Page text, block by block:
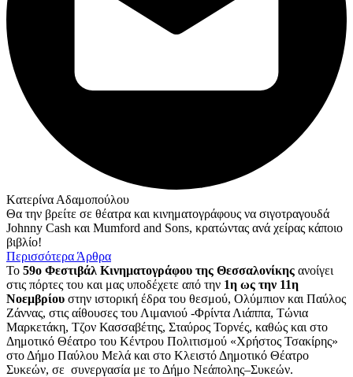
Kατερίνα Αδαμοπούλου
Θα την βρείτε σε θέατρα και κινηματογράφους να σιγοτραγουδά
Johnny Cash και Mumford and Sons, κρατώντας ανά χείρας κάποιο
βιβλίο!
Περισσότερα Άρθρα
Το 59ο Φεστιβάλ Κινηματογράφου της Θεσσαλονίκης ανοίγει
στις πόρτες του και μας υποδέχετε από την 1η ως την 11η
Νοεμβρίου στην ιστορική έδρα του θεσμού, Ολύμπιον και Παύλος
Ζάννας, στις αίθουσες του Λιμανιού -Φρίντα Λιάππα, Τώνια
Μαρκετάκη, Τζον Κασσαβέτης, Σταύρος Τορνές, καθώς και στο
Δημοτικό Θέατρο του Κέντρου Πολιτισμού «Χρήστος Τσακίρης»
στο Δήμο Παύλου Μελά και στο Κλειστό Δημοτικό Θέατρο
Συκεών, σε συνεργασία με το Δήμο Νεάπολης–Συκεών.